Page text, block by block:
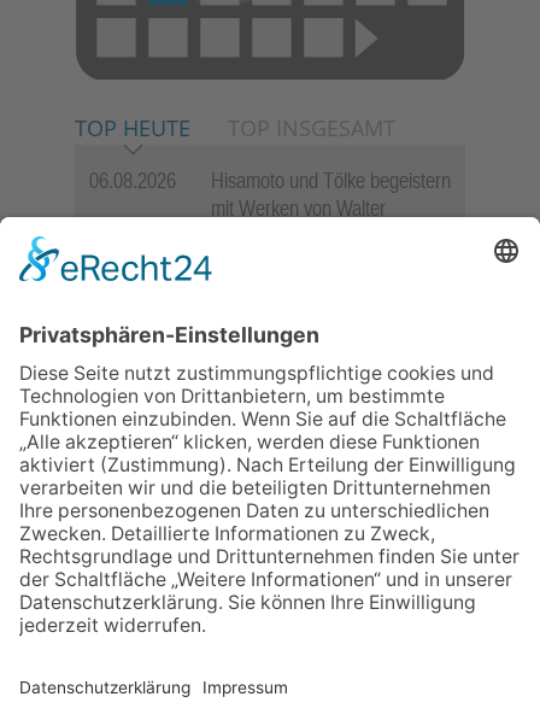
TOP HEUTE TOP INSGESAMT
06.08.2026
Hisamoto und Tölke begeistern
mit Werken von Walter
30.07.2026
Ganz Niederhöchstadt wird zur
09.07.2026
Wasserampel steht auf Gelb:
auf
06.08.2026
Jugendchor Hochtaunus
präsentiert sein neues
Programm „Changes“
12.05.2026
Zweisprachige Lesung im 7.
Himmel: Vom Geschenk zum
60. Geburtstag zur Autoren-
Karriere